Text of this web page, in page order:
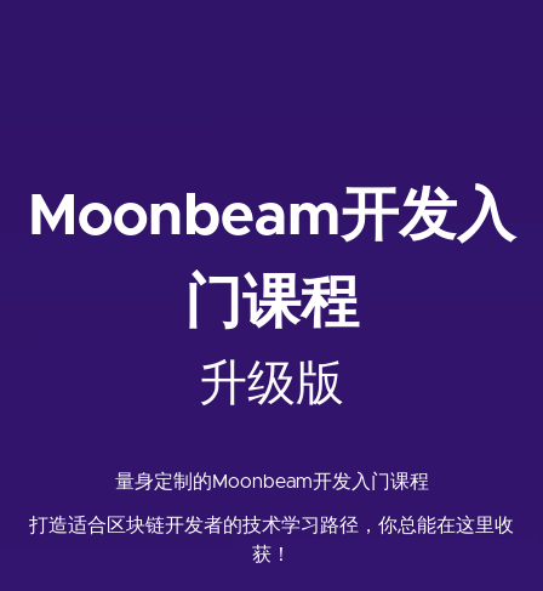
Moonbeam开发入
门课程
升级版
量身定制的Moonbeam开发入门课程
打造适合区块链开发者的技术学习路径，你总能在这里收
获！